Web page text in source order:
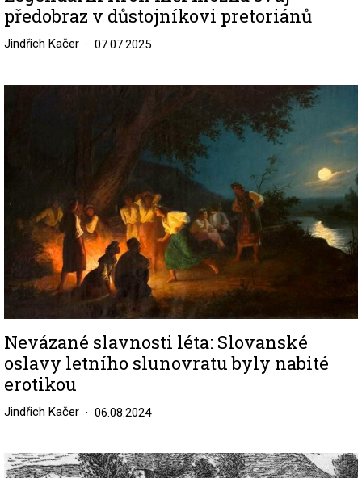
předobraz v důstojníkovi pretoriánů
Jindřich Kačer 07.07.2025
Nevázané slavnosti léta: Slovanské
oslavy letního slunovratu byly nabité
erotikou
Jindřich Kačer 06.08.2024
Image